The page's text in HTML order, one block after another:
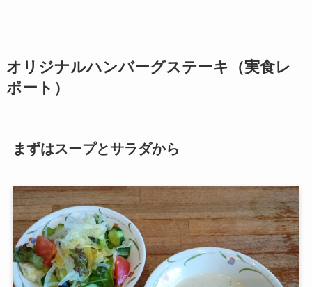
オリジナルハンバーグステーキ（実食レ
ポート）
まずはスープとサラダから